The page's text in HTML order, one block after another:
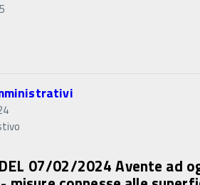
07/02/2024 Avente ad